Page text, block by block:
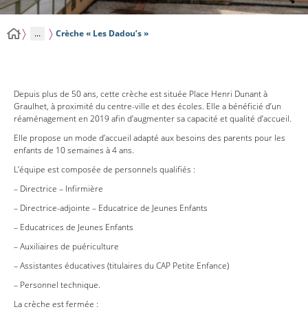
... Crèche « Les Dadou’s »
Depuis plus de 50 ans, cette crèche est située Place Henri Dunant à
Graulhet, à proximité du centre-ville et des écoles. Elle a bénéficié d’un
réaménagement en 2019 afin d’augmenter sa capacité et qualité d’accueil.
Elle propose un mode d’accueil adapté aux besoins des parents pour les
enfants de 10 semaines à 4 ans.
L’équipe est composée de personnels qualifiés :
– Directrice – Infirmière
– Directrice-adjointe – Educatrice de Jeunes Enfants
– Educatrices de Jeunes Enfants
– Auxiliaires de puériculture
– Assistantes éducatives (titulaires du CAP Petite Enfance)
– Personnel technique.
La crèche est fermée :